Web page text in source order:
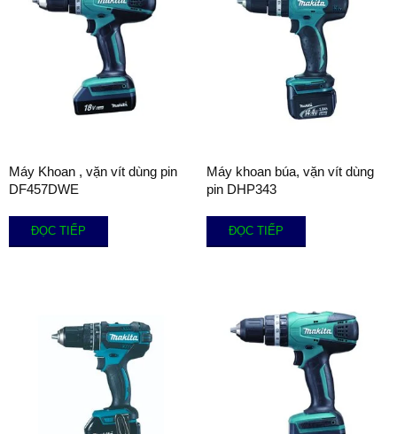
Máy Khoan , vặn vít dùng pin
DF457DWE
ĐỌC TIẾP
Máy khoan búa, vặn vít dùng
pin DHP343
ĐỌC TIẾP